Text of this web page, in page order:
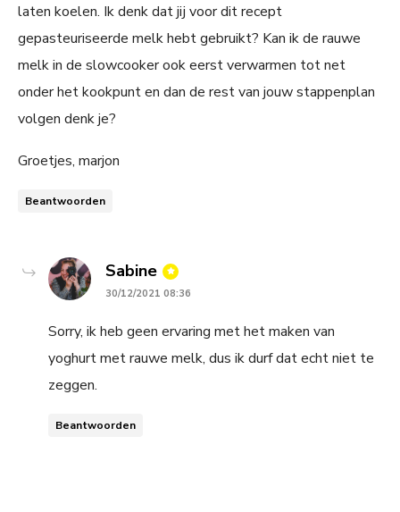
laten koelen. Ik denk dat jij voor dit recept
gepasteuriseerde melk hebt gebruikt? Kan ik de rauwe
melk in de slowcooker ook eerst verwarmen tot net
onder het kookpunt en dan de rest van jouw stappenplan
volgen denk je?
Groetjes, marjon
Beantwoorden
Sabine says:
30/12/2021 08:36
Sorry, ik heb geen ervaring met het maken van
yoghurt met rauwe melk, dus ik durf dat echt niet te
zeggen.
Beantwoorden